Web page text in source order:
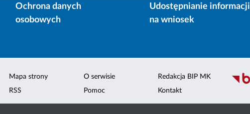
Ochrona danych
osobowych
Udostępnianie informacji
na wniosek
Mapa strony
RSS
O serwisie
Pomoc
Redakcja BIP MK
Kontakt